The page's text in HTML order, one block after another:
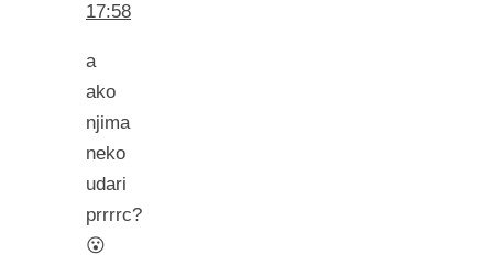
17:58
a
ako
njima
neko
udari
prrrrc?
😮